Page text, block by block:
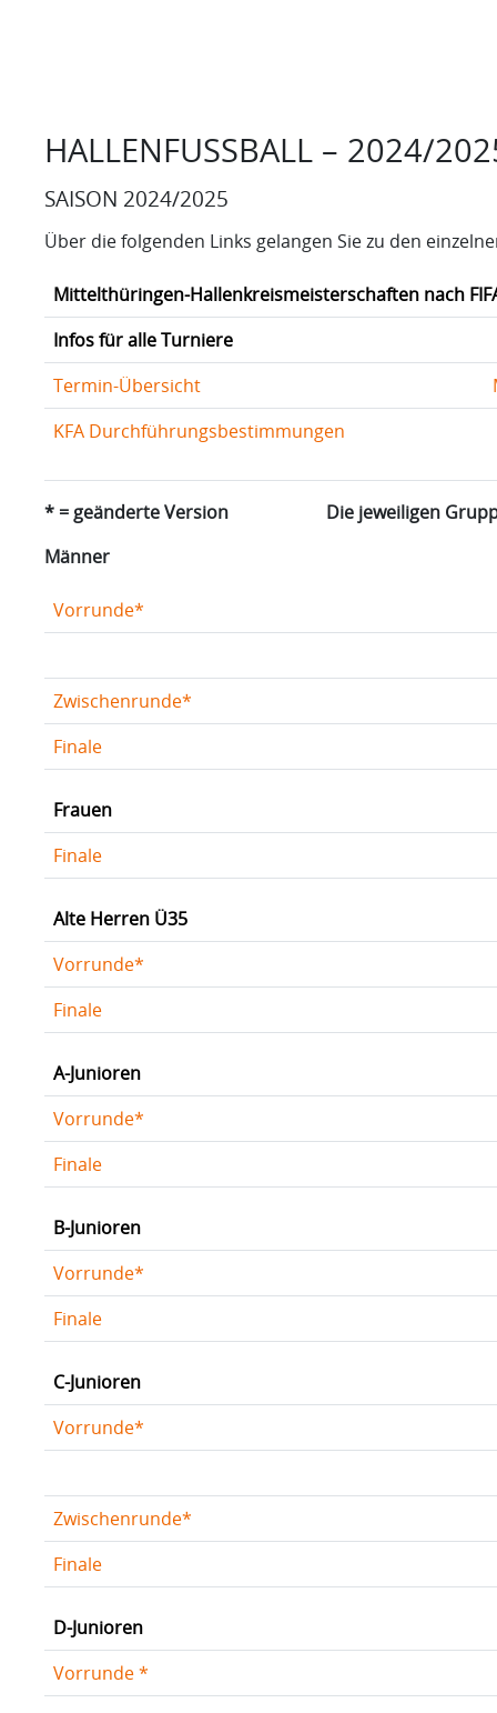
HALLENFUSSBALL – 2024/
SAISON 2024/2025
Über die folgenden Links gelangen Sie zu den
Mittelthüringen-Hallenkreismeisterschaften nach
Infos für alle Turniere
Termin-Übersicht
KFA Durchführungsbestimmungen
* = geänderte Version Die jeweiligen
Männer
Vorrunde*
Zwischenrunde*
Finale
Frauen
Finale
Alte Herren Ü35
Vorrunde*
Finale
A-Junioren
Vorrunde*
Finale
B-Junioren
Vorrunde*
Finale
C-Junioren
Vorrunde*
Zwischenrunde*
Finale
D-Junioren
Vorrunde *